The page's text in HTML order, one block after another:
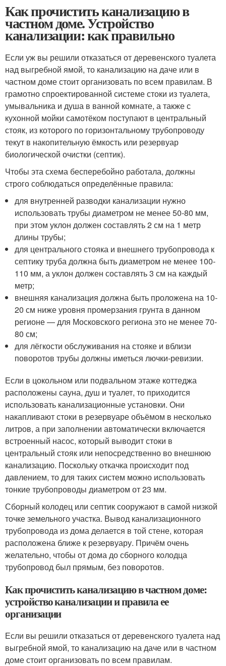
Как прочистить канализацию в
частном доме. Устройство
канализации: как правильно
Если уж вы решили отказаться от деревенского туалета
над выгребной ямой, то канализацию на даче или в
частном доме стоит организовать по всем правилам. В
грамотно спроектированной системе стоки из туалета,
умывальника и душа в ванной комнате, а также с
кухонной мойки самотёком поступают в центральный
стояк, из которого по горизонтальному трубопроводу
текут в накопительную ёмкость или резервуар
биологической очистки (септик).
Чтобы эта схема бесперебойно работала, должны
строго соблюдаться определённые правила:
для внутренней разводки канализации нужно
использовать трубы диаметром не менее 50-80 мм,
при этом уклон должен составлять 2 см на 1 метр
длины трубы;
для центрального стояка и внешнего трубопровода к
септику труба должна быть диаметром не менее 100-
110 мм, а уклон должен составлять 3 см на каждый
метр;
внешняя канализация должна быть проложена на 10-
20 см ниже уровня промерзания грунта в данном
регионе — для Московского региона это не менее 70-
80 см;
для лёгкости обслуживания на стояке и вблизи
поворотов трубы должны иметься лючки-ревизии.
Если в цокольном или подвальном этаже коттеджа
расположены сауна, душ и туалет, то приходится
использовать канализационные установки. Они
накапливают стоки в резервуаре объёмом в несколько
литров, а при заполнении автоматически включается
встроенный насос, который выводит стоки в
центральный стояк или непосредственно во внешнюю
канализацию. Поскольку откачка происходит под
давлением, то для таких систем можно использовать
тонкие трубопроводы диаметром от 23 мм.
Сборный колодец или септик сооружают в самой низкой
точке земельного участка. Вывод канализационного
трубопровода из дома делается в той стене, которая
расположена ближе к резервуару. Причём очень
желательно, чтобы от дома до сборного колодца
трубопровод был прямым, без поворотов.
Как прочистить канализацию в частном доме:
устройство канализации и правила ее
организации
Если вы решили отказаться от деревенского туалета над
выгребной ямой, то канализацию на даче или в частном
доме стоит организовать по всем правилам.